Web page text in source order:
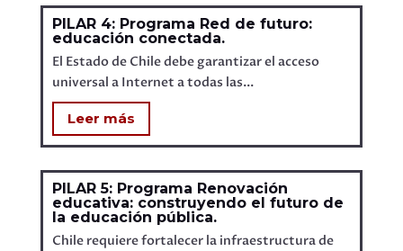
PILAR 4: Programa Red de futuro:
educación conectada.
El Estado de Chile debe garantizar el acceso
universal a Internet a todas las...
Leer más
PILAR 5: Programa Renovación
educativa: construyendo el futuro de
la educación pública.
Chile requiere fortalecer la infraestructura de